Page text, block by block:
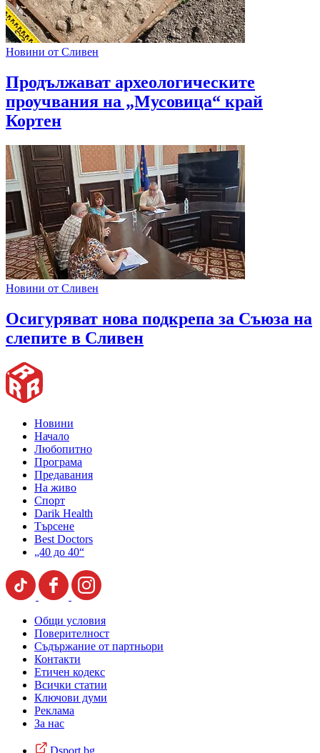
Новини от Сливен
Продължават археологическите
проучвания на „Мусовица“ край
Кортен
Новини от Сливен
Oсигуряват нова подкрепа за Съюза на
слепите в Сливен
Новини
Начало
Любопитно
Програма
Предавания
На живо
Спорт
Darik Health
Търсене
Best Doctors
„40 до 40“
Общи условия
Поверителност
Съдържание от партньори
Контакти
Етичен кодекс
Всички статии
Ключови думи
Реклама
За нас
Dsport.bg